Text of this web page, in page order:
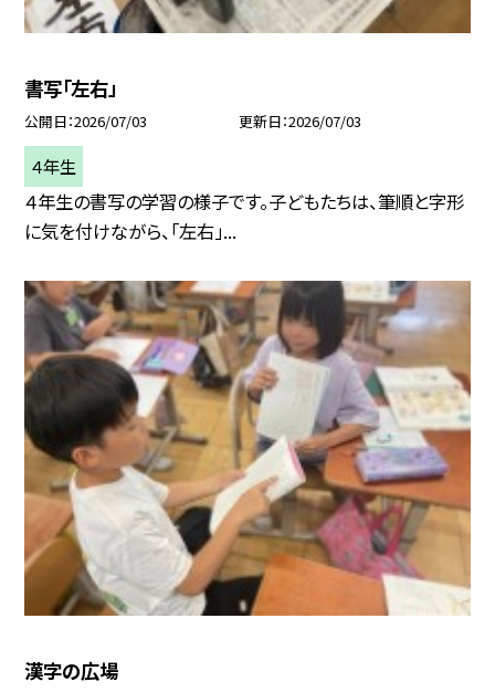
書写「左右」
公開日 2026/07/03 更新日 2026/07/03
４年生
４年生の書写の学習の様子です。子どもたちは、筆順と字形
に気を付けながら、「左右」...
漢字の広場